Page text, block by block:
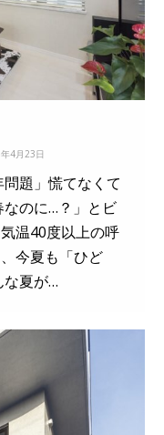
4月23日
題」慌てなくて
なのに…？」とビ
温40度以上の呼
今夏も「ひど
な夏が…